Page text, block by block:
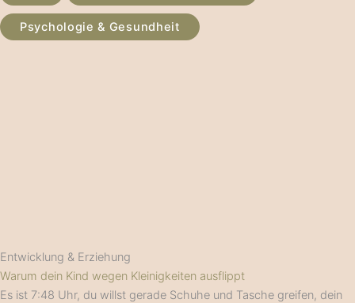
Psychologie & Gesundheit
Entwicklung & Erziehung
Warum dein Kind wegen Kleinigkeiten ausflippt
Es ist 7:48 Uhr, du willst gerade Schuhe und Tasche greifen, dein